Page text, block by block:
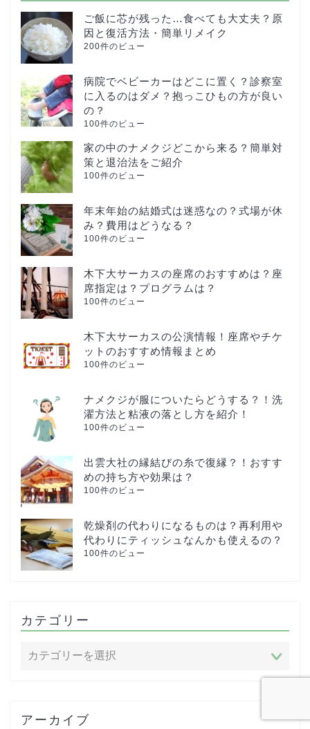
ご飯に芯が残った…食べても大丈夫？原
因と復活方法・簡単リメイク
200件のビュー
病院でベビーカーはどこに置く？診察室
に入るのはダメ？抱っこひもの方が良い
の？
100件のビュー
家の中のナメクジどこから来る？簡単対
策と退治法をご紹介
100件のビュー
年末年始の結婚式は迷惑なの？式場が休
み？費用はどうなる？
100件のビュー
木下大サーカスの座席のおすすめは？座
席指定は？プログラムは？
100件のビュー
木下大サーカスの公演情報！座席やチケ
ットのおすすめ情報まとめ
100件のビュー
ナメクジが服についたらどうする？！洗
濯方法と粘液の落とし方を紹介！
100件のビュー
出雲大社の縁結びの糸で復縁？！おすす
めの持ち方や効果は？
100件のビュー
乾燥剤の代わりになるものは？再利用や
代わりにティッシュなんかも使えるの？
100件のビュー
カテゴリー
アーカイブ